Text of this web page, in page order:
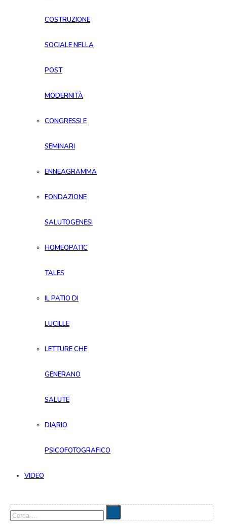
COSTRUZIONE
SOCIALE NELLA
POST
MODERNITÀ
CONGRESSI E
SEMINARI
ENNEAGRAMMA
FONDAZIONE
SALUTOGENESI
HOMEOPATIC
TALES
IL PATIO DI
LUCILLE
LETTURE CHE
GENERANO
SALUTE
DIARIO
PSICOFOTOGRAFICO
VIDEO
Cerca